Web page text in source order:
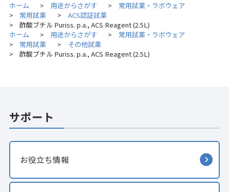
ホーム > 用途からさがす > 常用試薬・ラボウェア
> 常用試薬 > ACS認証試薬
>
酢酸ブチル Puriss. p.a., ACS Reagent (2.5L)
ホーム
> 用途からさがす > 常用試薬・ラボウェア
> 常用試薬 > その他試薬
> 酢酸ブチル Puriss. p.a., ACS Reagent (2.5L)
サポート
お役立ち情報